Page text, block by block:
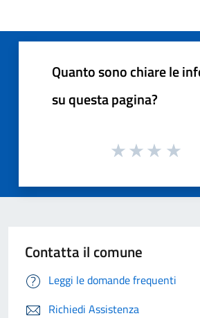
Quanto sono chiare le
su questa pagina?
Contatta il comune
Leggi le domande frequenti
Richiedi Assistenza